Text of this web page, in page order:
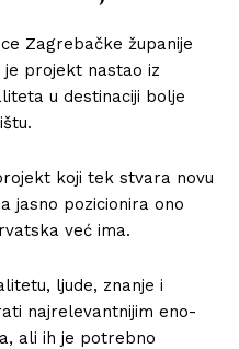
Zagrebačke županije
je projekt nastao iz
u destinaciji bolje
koji tek stvara novu
jasno pozicionira ono
već ima.
ljude, znanje i
najrelevantnijim eno-
ali ih je potrebno